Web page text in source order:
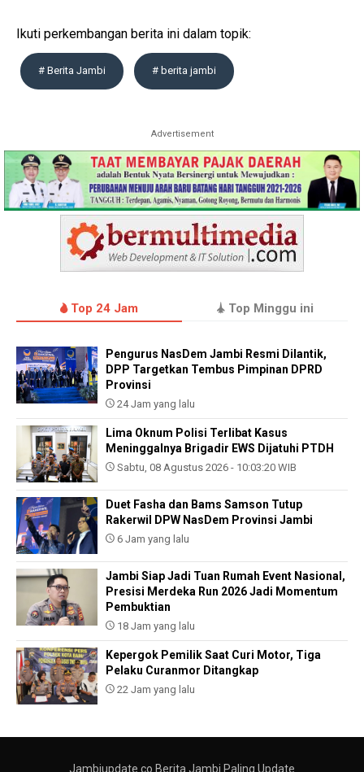
Ikuti perkembangan berita ini dalam topik:
# Berita Jambi # berita jambi
Advertisement
Top 24 Jam Top Minggu ini
Pengurus NasDem Jambi Resmi Dilantik,
DPP Targetkan Tembus Pimpinan DPRD
Provinsi
24 Jam yang lalu
Lima Oknum Polisi Terlibat Kasus
Meninggalnya Brigadir EWS Dijatuhi PTDH
Sabtu, 08 Agustus 2026 - 10:03:20 WIB
Duet Fasha dan Bams Samson Tutup
Rakerwil DPW NasDem Provinsi Jambi
6 Jam yang lalu
Jambi Siap Jadi Tuan Rumah Event Nasional,
Presisi Merdeka Run 2026 Jadi Momentum
Pembuktian
18 Jam yang lalu
Kepergok Pemilik Saat Curi Motor, Tiga
Pelaku Curanmor Ditangkap
22 Jam yang lalu
Jambiupdate.co Berita Jambi Paling Update